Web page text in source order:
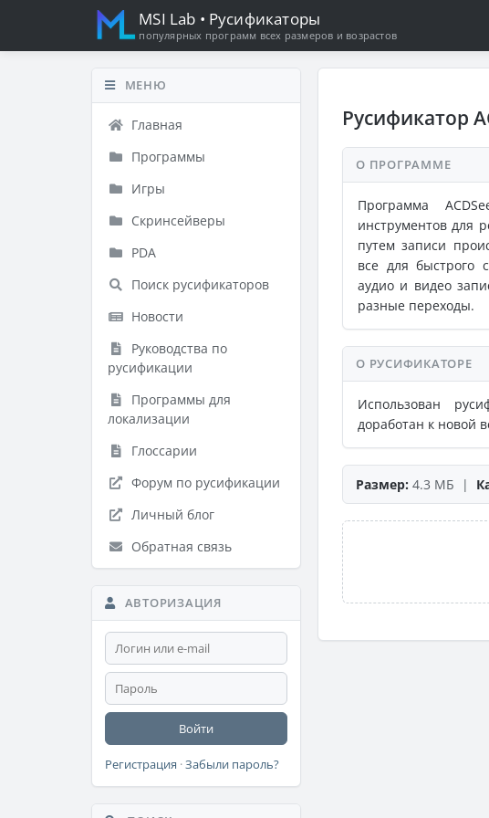
MSI Lab • Русификаторы
популярных программ всех размеров и возрастов
МЕНЮ
Главная
Программы
Игры
Скринсейверы
PDA
Поиск русификаторов
Новости
Руководства по
русификации
Программы для
локализации
Глоссарии
Форум по русификации
Личный блог
Обратная связь
АВТОРИЗАЦИЯ
Войти
Регистрация ·Забыли пароль?
Русификатор
О ПРОГРАММЕ
Программа
инструментов для
путем записи
все для быстрого
аудио и видео
разные переходы.
О РУСИФИКАТОРЕ
Использован
доработан к новой
Размер: 4.3 МБ |